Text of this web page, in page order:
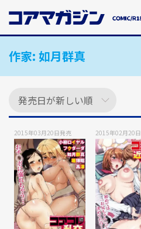
ン
作家: 如月群真
2015年03月20日発売 2015年02月20日